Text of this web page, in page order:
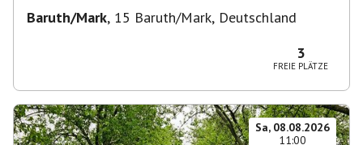
Baruth/Mark, 15 Baruth/Mark, Deutschland
3
FREIE PLÄTZE
Sa, 08.08.2026
11:00